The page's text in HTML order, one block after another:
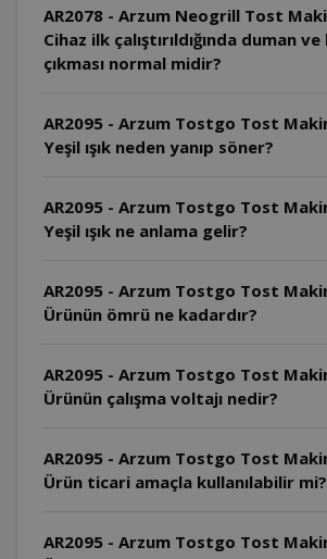
AR2078 - Arzum Neogrill Tost
Cihaz ilk çalıştırıldığında duman
çıkması normal midir?
AR2095 - Arzum Tostgo Tost
Yeşil ışık neden yanıp söner?
AR2095 - Arzum Tostgo Tost
Yeşil ışık ne anlama gelir?
AR2095 - Arzum Tostgo Tost
Ürünün ömrü ne kadardır?
AR2095 - Arzum Tostgo Tost
Ürünün çalışma voltajı nedir?
AR2095 - Arzum Tostgo Tost
Ürün ticari amaçla kullanılabilir mi?
AR2095 - Arzum Tostgo Tost